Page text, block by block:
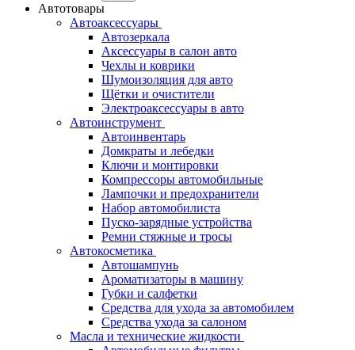
Автотовары
Автоаксессуары
Автозеркала
Аксессуары в салон авто
Чехлы и коврики
Шумоизоляция для авто
Щётки и очистители
Электроаксессуары в авто
Автоинструмент
Автоинвентарь
Домкраты и лебедки
Ключи и монтировки
Компрессоры автомобильные
Лампочки и предохранители
Набор автомобилиста
Пуско-зарядные устройства
Ремни стяжные и тросы
Автокосметика
Автошампунь
Ароматизаторы в машину
Губки и салфетки
Средства для ухода за автомобилем
Средства ухода за салоном
Масла и технические жидкости